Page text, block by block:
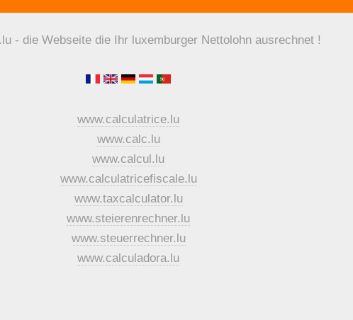
- die Webseite die Ihr luxemburger Nettolohn ausrechnet !
www.calculatrice.lu
www.calc.lu
www.calcul.lu
www.calculatricefiscale.lu
www.taxcalculator.lu
www.steierenrechner.lu
www.steuerrechner.lu
www.calculadora.lu